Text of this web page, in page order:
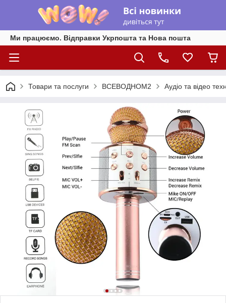
Ми працюємо. Відправки Укрпошта та Нова пошта
Товари та послуги ВСЕВОДНОМ2 Аудіо та відео